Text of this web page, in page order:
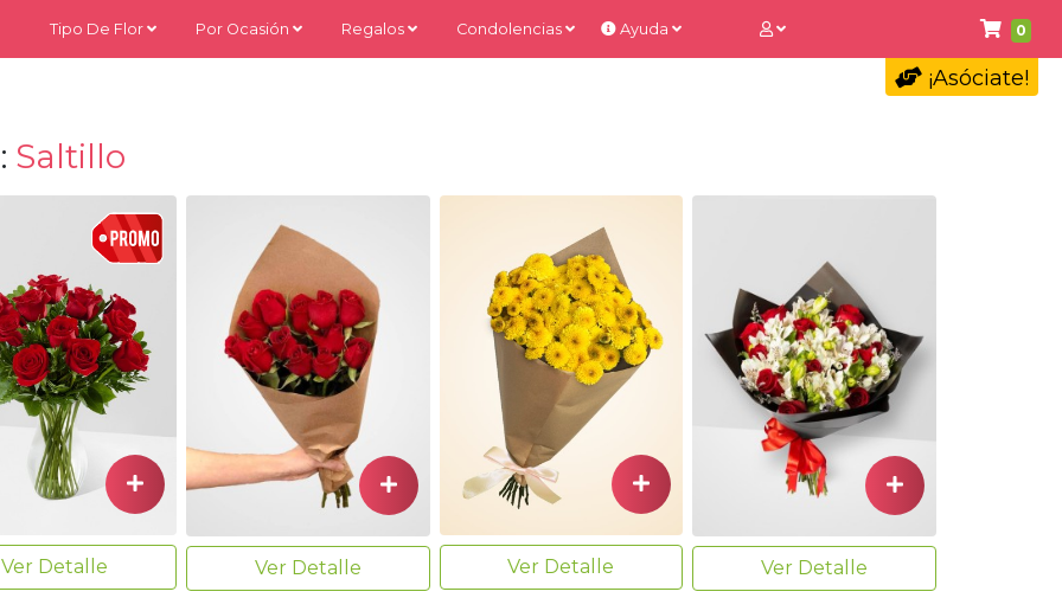
0
Tipo De Flor Por Ocasión Regalos Condolencias Ayuda
¡Asóciate!
Saltillo
Ver Detalle
Ver Detalle
Ver Detalle
Ver Detalle